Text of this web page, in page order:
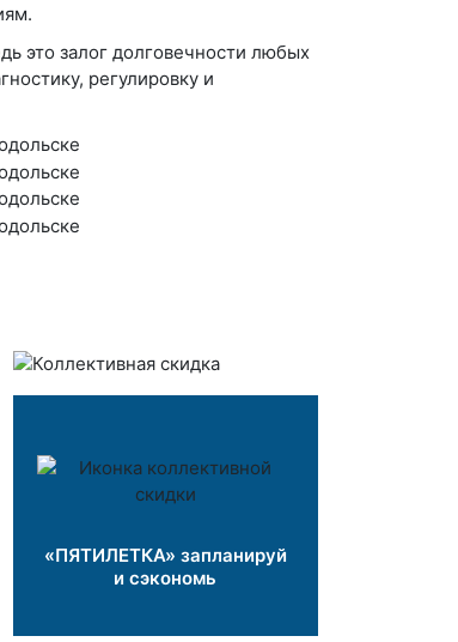
это залог долговечности любых
регулировку и
«ПЯТИЛЕТКА» запланируй
и сэкономь